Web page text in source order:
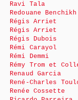
Ravi Tala
Redouane Benchikh
Régis Arriet
Régis Arriet
Régis Dubois
Rémi Carayol
Rémi Demmi
Rémy Trom et
Renaud Garcia
René-Charles
Renée Cossette